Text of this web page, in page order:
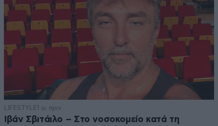
LIFESTYLE1 ω. πριν
Ιβάν Σβιτάιλο – Στο νοσοκομείο κατά τη